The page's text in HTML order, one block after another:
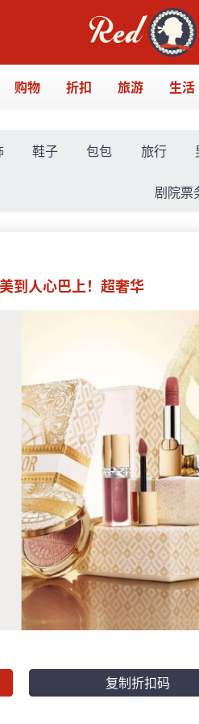
购物 折扣 旅游 生活
鞋子 包包 旅行
剧院票
到人心巴上！超奢华
复制折扣码